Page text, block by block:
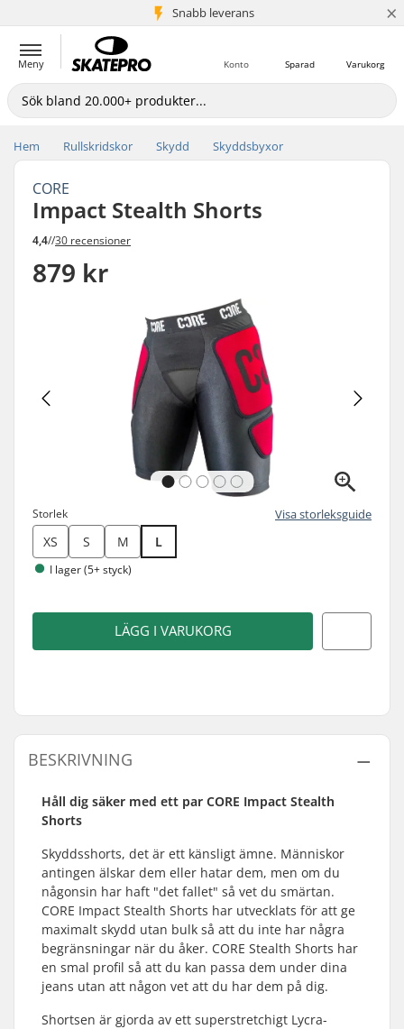
Snabb leverans
5+ milj. kunder ×
Meny Varukorg
Sparad
Konto
Hem Rullskridskor Skydd Skyddsbyxor
CORE
Impact Stealth Shorts
4,4//30 recensioner
879 kr
Storlek Visa storleksguide
XS S M L
I lager (5+ styck)
LÄGG I VARUKORG
BESKRIVNING
Håll dig säker med ett par CORE Impact Stealth
Shorts
Skyddsshorts, det är ett känsligt ämne. Människor
antingen älskar dem eller hatar dem, men om du
någonsin har haft "det fallet" så vet du smärtan.
CORE Impact Stealth Shorts har utvecklats för att ge
maximalt skydd utan bulk så att du inte har några
begränsningar när du åker. CORE Stealth Shorts har
en smal profil så att du kan passa dem under dina
jeans utan att någon vet att du har dem på dig.
Shortsen är gjorda av ett superstretchigt Lycra-